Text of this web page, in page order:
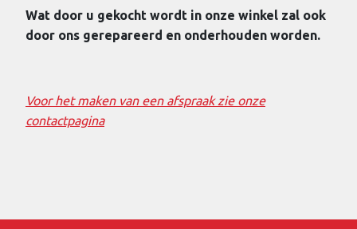
Wat door u gekocht wordt in onze winkel zal ook
door ons gerepareerd en onderhouden worden.
Voor het maken van een afspraak zie onze
contactpagina